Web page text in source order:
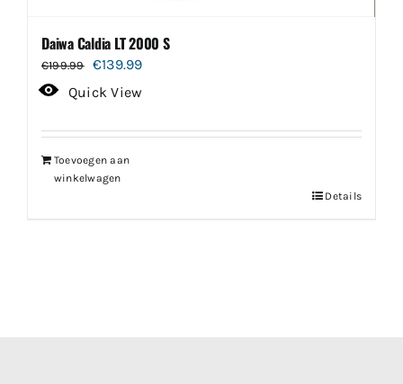
Daiwa Caldia LT 2000 S
€199.99
Oorspronkelijke
prijs
€199.99.
€139.99Huidige
prijs
€139.99.
Quick View
Toevoegen aan
winkelwagen
Details